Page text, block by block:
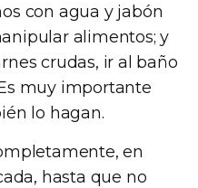
con agua y jabón
alimentos; y
crudas, ir al baño
muy importante
lo hagan.
en
hasta que no